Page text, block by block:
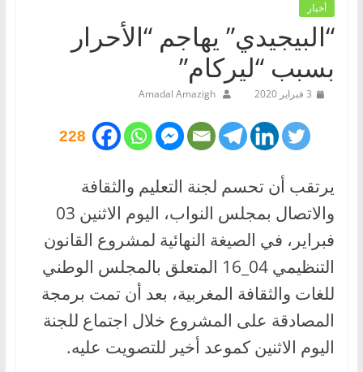
أخبار
“البيجيدي” يهاجم “الأحرار
بسبب “ليركام”
3 فبراير 2020 Amadal Amazigh
228
يرتقب أن تحسم لجنة التعليم والثقافة
والاتصال بمجلس النواب، اليوم الاثنين 03
فبراير، في الصيغة النهائية لمشروع القانون
التنظيمي 04_16 المتعلق بالمجلس الوطني
للغات والثقافة المغربية، بعد أن تمت برمجة
المصادقة على المشروع خلال اجتماع للجنة
اليوم الاثنين كموعد أخير للتصويت عليه.